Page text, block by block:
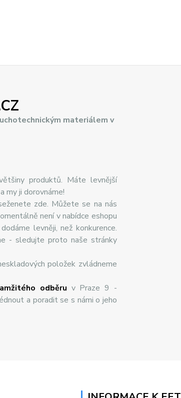
materiálem v
produktů. Máte levnější
my ji dorovnáme!
zde. Můžete se na nás
není v nabídce eshopu
levněji, než konkurence.
- sledujte proto naše stránky
položek zvládneme
odběru v Praze 9 -
a poradit se s námi o jeho